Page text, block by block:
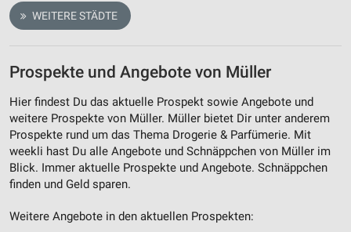
WEITERE STÄDTE
Prospekte und Angebote von Müller
Hier findest Du das aktuelle Prospekt sowie Angebote und
weitere Prospekte von Müller. Müller bietet Dir unter anderem
Prospekte rund um das Thema Drogerie & Parfümerie. Mit
weekli hast Du alle Angebote und Schnäppchen von Müller im
Blick. Immer aktuelle Prospekte und Angebote. Schnäppchen
finden und Geld sparen.
Weitere Angebote in den aktuellen Prospekten: